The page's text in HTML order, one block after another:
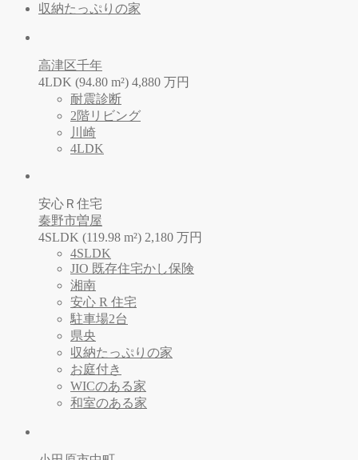
収納たっぷりの家
高津区千年
4LDK (94.80 m²) 4,880 万円
耐震診断
2階リビング
川崎
4LDK
安心Ｒ住宅
秦野市曽屋
4SLDK (119.98 m²) 2,180 万円
4SLDK
JIO 既存住宅かし保険
湘南
安心 R 住宅
駐車場2台
県央
収納たっぷりの家
お庭付き
WICのある家
和室のある家